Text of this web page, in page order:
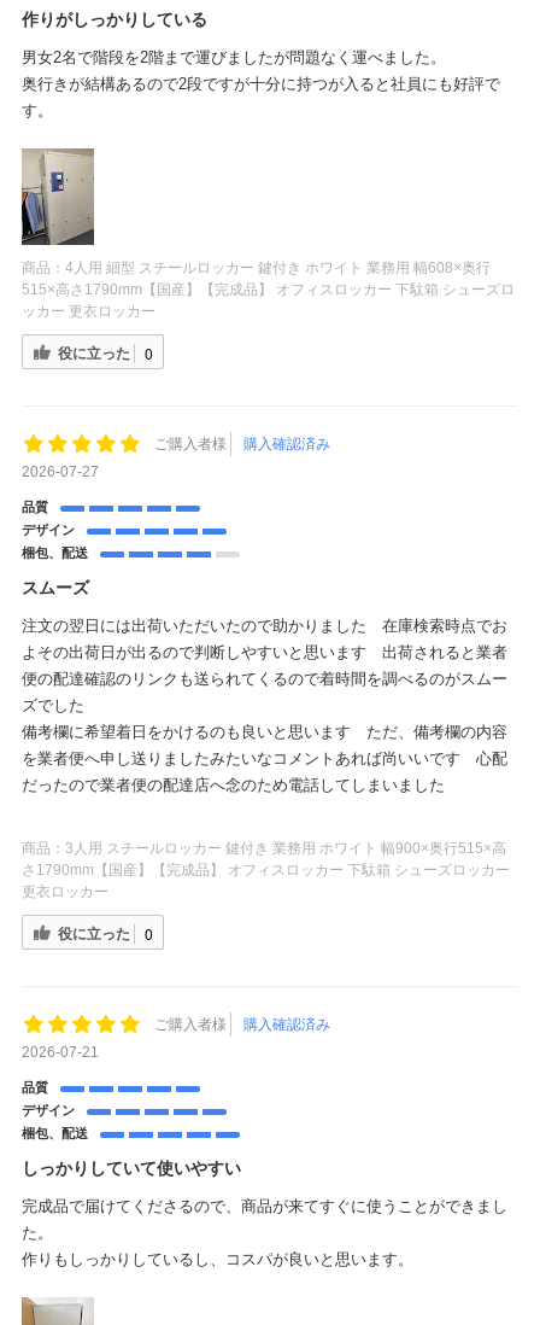
作りがしっかりしている
男女2名で階段を2階まで運びましたが問題なく運べました。
奥行きが結構あるので2段ですが十分に持つが入ると社員にも好評で
す。
商品： 4人用 細型 スチールロッカー 鍵付き ホワイト 業務用 幅608×奥行
515×高さ1790mm【国産】【完成品】 オフィスロッカー 下駄箱 シューズロ
ッカー 更衣ロッカー
役に立った 0
ご購入者様
購入確認済み
2026-07-27
品質
デザイン
梱包、配送
スムーズ
注文の翌日には出荷いただいたので助かりました 在庫検索時点でお
よその出荷日が出るので判断しやすいと思います 出荷されると業者
便の配達確認のリンクも送られてくるので着時間を調べるのがスムー
ズでした
備考欄に希望着日をかけるのも良いと思います ただ、備考欄の内容
を業者便へ申し送りましたみたいなコメントあれば尚いいです 心配
だったので業者便の配達店へ念のため電話してしまいました
商品： 3人用 スチールロッカー 鍵付き 業務用 ホワイト 幅900×奥行515×高
さ1790mm【国産】【完成品】 オフィスロッカー 下駄箱 シューズロッカー
更衣ロッカー
役に立った 0
ご購入者様
購入確認済み
2026-07-21
品質
デザイン
梱包、配送
しっかりしていて使いやすい
完成品で届けてくださるので、商品が来てすぐに使うことができまし
た。
作りもしっかりしているし、コスパが良いと思います。